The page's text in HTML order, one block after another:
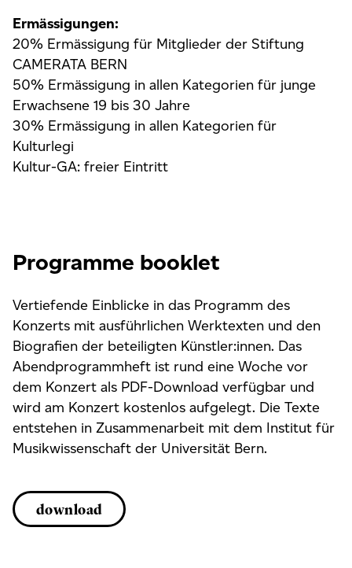
Ermässigungen:
20% Ermässigung für Mitglieder der Stiftung
CAMERATA BERN
50% Ermässigung in allen Kategorien für junge
Erwachsene 19 bis 30 Jahre
30% Ermässigung in allen Kategorien für
Kulturlegi
Kultur-GA: freier Eintritt
Programme booklet
Vertiefende Einblicke in das Programm des
Konzerts mit ausführlichen Werktexten und den
Biografien der beteiligten Künstler:innen. Das
Abendprogrammheft ist rund eine Woche vor
dem Konzert als PDF-Download verfügbar und
wird am Konzert kostenlos aufgelegt. Die Texte
entstehen in Zusammenarbeit mit dem Institut für
Musikwissenschaft der Universität Bern.
download